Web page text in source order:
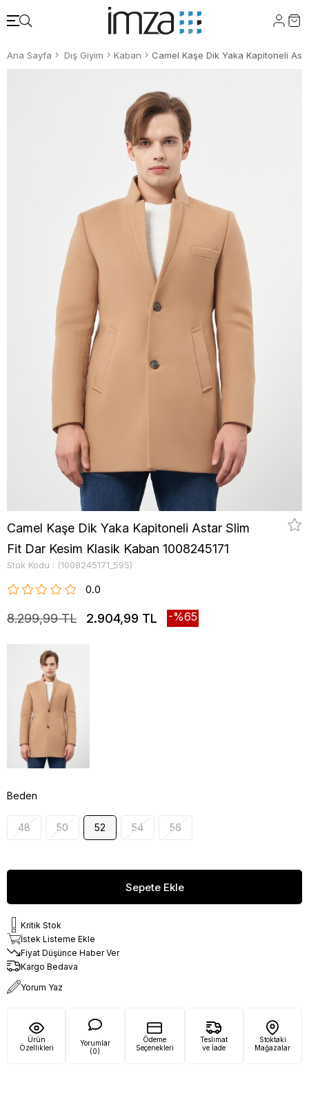
Ana Sayfa Dış Giyim Kaban
Camel Kaşe Dik Yaka Kapitoneli Astar Slim
Fit Dar Kesim Klasik Kaban 1008245171
Stok Kodu (1008245171_595)
0.0
8.299,99 TL 2.904,99 TL 65
Beden
48 50 52 54 56
Kritik Stok
İstek Listeme Ekle
Fiyat Düşünce Haber Ver
Kargo Bedava
Yorum Yaz
Ürün
Özellikleri
Yorumlar
(0)
Ödeme
Seçenekleri
Teslimat
ve İade
Stoktaki
Mağazalar